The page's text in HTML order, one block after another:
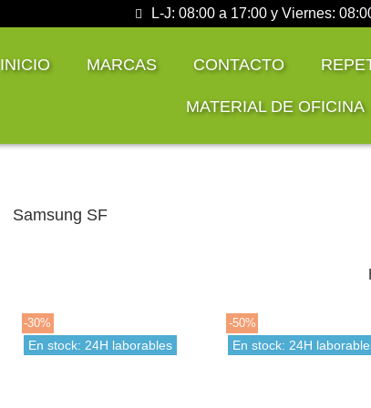
L-J: 08:00 a 17:00 y Viernes:
INICIO MARCAS CONTACTO
MATERIAL DE OFICINA
Samsung SF
-30%
En stock: 24H laborables
-50%
En stock: 24H